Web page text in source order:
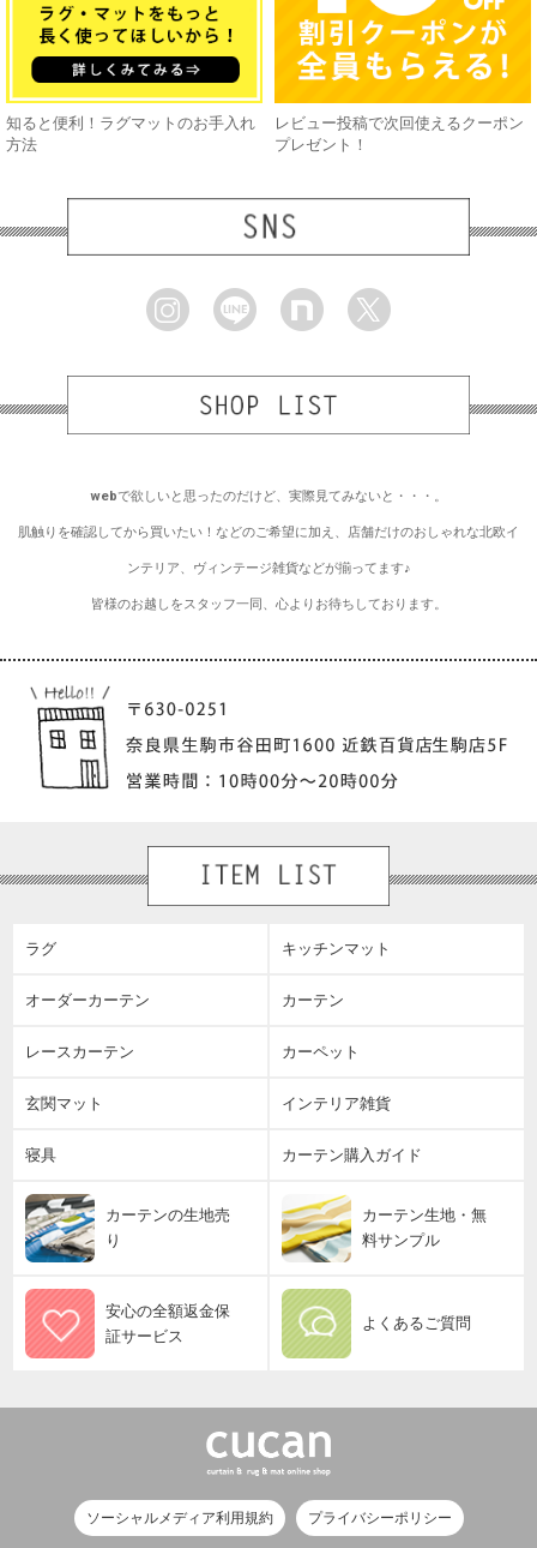
知ると便利！ラグマットのお手入れ
方法
レビュー投稿で次回使えるクーポン
プレゼント！
webで欲しいと思ったのだけど、実際見てみないと・・・。
肌触りを確認してから買いたい！などのご希望に加え、店舗だけのおしゃれな北欧イ
ンテリア、ヴィンテージ雑貨などが揃ってます♪
皆様のお越しをスタッフ一同、心よりお待ちしております。
ラグ キッチンマット
オーダーカーテン カーテン
レースカーテン カーペット
玄関マット インテリア雑貨
寝具 カーテン購入ガイド
カーテンの生地売
り
カーテン生地・無
料サンプル
安心の全額返金保
証サービス
よくあるご質問
ソーシャルメディア利用規約 プライバシーポリシー